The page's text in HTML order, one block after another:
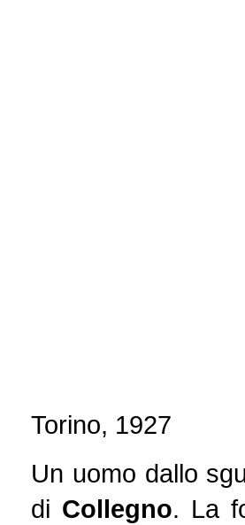
Torino, 1927
Un uomo dallo
di Collegno. La